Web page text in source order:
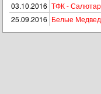
03.10.2016 ТФК -
25.09.2016 Белые